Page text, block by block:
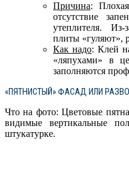
Причина:
отсутствие
утеплителя. Из-
плиты «гуляют»,
Как надо: Клей
«ляпухами» в
заполняются
«ПЯТНИСТЫЙ» ФАСАД ИЛИ
Что на фото: Цветовые
видимые вертикальные
штукатурке.